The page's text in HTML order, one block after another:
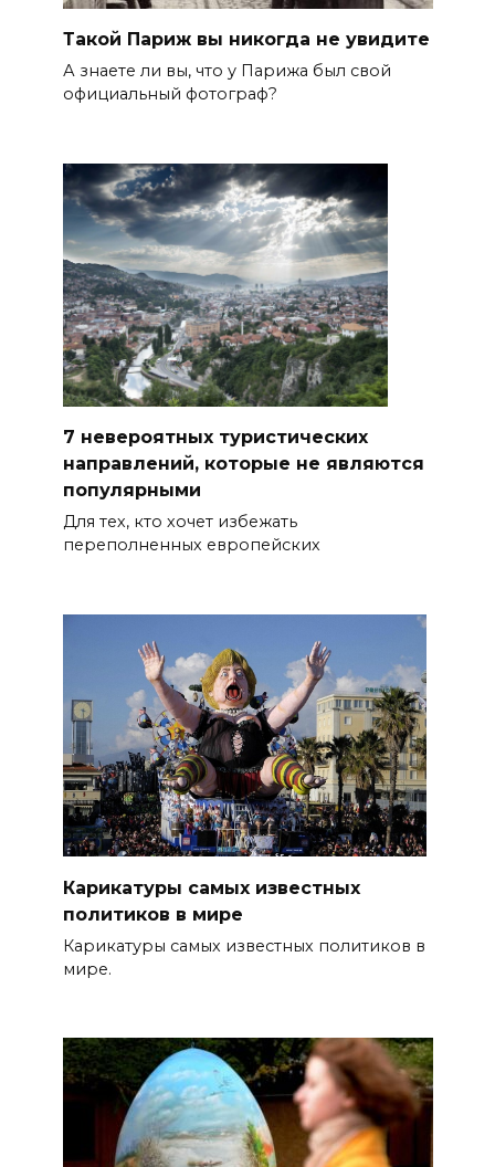
Такой Париж вы никогда не увидите
А знаете ли вы, что у Парижа был свой
официальный фотограф?
7 невероятных туристических
направлений, которые не являются
популярными
Для тех, кто хочет избежать
переполненных европейских
Карикатуры самых известных
политиков в мире
Карикатуры самых известных политиков в
мире.